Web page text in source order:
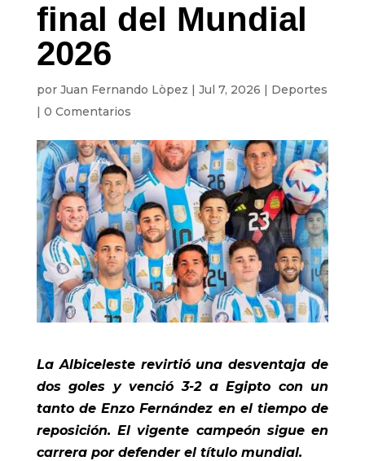
final del Mundial
2026
por Juan Fernando Lòpez | Jul 7, 2026 | Deportes
| 0 Comentarios
La Albiceleste revirtió una desventaja de
dos goles y venció 3-2 a Egipto con un
tanto de Enzo Fernández en el tiempo de
reposición. El vigente campeón sigue en
carrera por defender el título mundial.